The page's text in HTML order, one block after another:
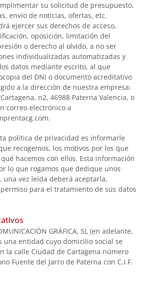
su solicitud de presupuesto,
envío de noticias, ofertas, etc.
ejercer sus derechos de acceso,
oposición, limitación del
o derecho al olvido, a no ser
individualizadas automatizadas y
datos mediante escrito, al que
del DNI o documento acreditativo
a la dirección de nuestra empresa:
n2, 46988 Paterna Valencia, o
correo electrónico a
política de privacidad es informarle
recogemos, los motivos por los que
hacemos con ellos. Esta información
lo que rogamos que dedique unos
una vez leída deberá aceptarla,
para el tratamiento de sus datos
GRÁFICA, SL (en adelante,
una entidad cuyo domicilio social se
la calle Ciudad de Cartagena número
Fuente del Jarro de Paterna con C.I.F.